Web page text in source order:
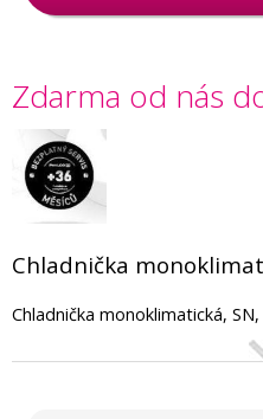
Zdarma od nás
Chladnička
Chladnička monoklimatická,